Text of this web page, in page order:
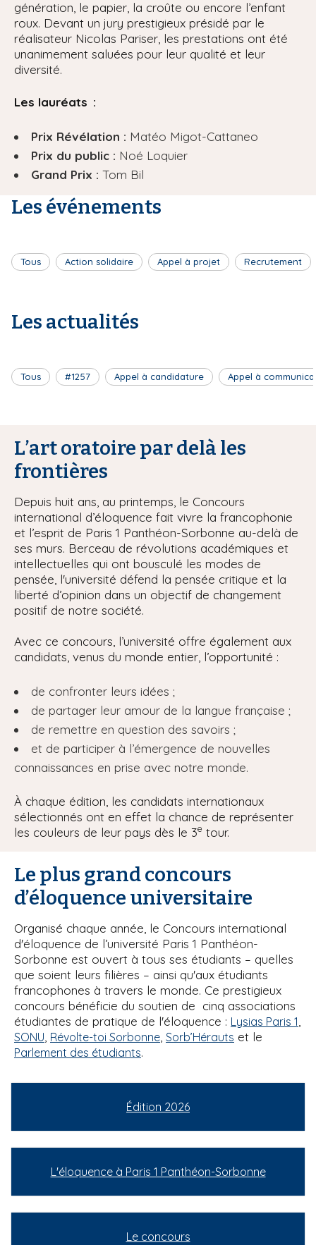
génération, le papier, la croûte ou encore l’enfant
roux. Devant un jury prestigieux présidé par le
réalisateur Nicolas Pariser, les prestations ont été
unanimement saluées pour leur qualité et leur
diversité.
Les lauréats :
Prix Révélation : Matéo Migot-Cattaneo
Prix du public : Noé Loquier
Grand Prix : Tom Bil
Les événements
Tous Action solidaire Appel à projet Recrutement
Les actualités
Tous #1257 Appel à candidature Appel à
L’art oratoire par delà les
frontières
Depuis huit ans, au printemps, le Concours
international d’éloquence fait vivre la francophonie
et l’esprit de Paris 1 Panthéon-Sorbonne au-delà de
ses murs. Berceau de révolutions académiques et
intellectuelles qui ont bousculé les modes de
pensée, l'université défend la pensée critique et la
liberté d’opinion dans un objectif de changement
positif de notre société.
Avec ce concours, l’université offre également aux
candidats, venus du monde entier, l’opportunité :
de confronter leurs idées ;
de partager leur amour de la langue française ;
de remettre en question des savoirs ;
et de participer à l’émergence de nouvelles
connaissances en prise avec notre monde.
À chaque édition, les candidats internationaux
sélectionnés ont en effet la chance de représenter
les couleurs de leur pays dès le 3e tour.
Le plus grand concours
d’éloquence universitaire
Organisé chaque année, le Concours international
d'éloquence de l’université Paris 1 Panthéon-
Sorbonne est ouvert à tous ses étudiants – quelles
que soient leurs filières – ainsi qu'aux étudiants
francophones à travers le monde. Ce prestigieux
concours bénéficie du soutien de cinq associations
étudiantes de pratique de l'éloquence : Lysias Paris 1
SONU Révolte-toi Sorbonne Sorb’Hérauts et le
Parlement des étudiants.
Édition 2026
L'éloquence à Paris 1 Panthéon-Sorbonne
Le concours